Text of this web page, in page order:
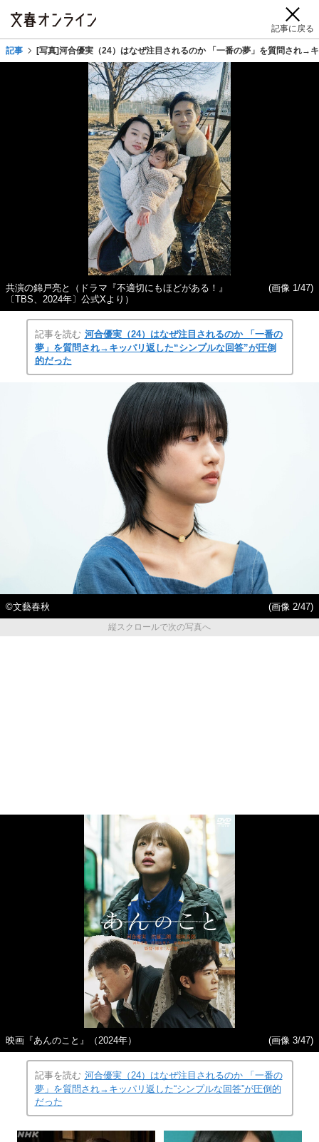
記事に戻る
記事 [写真]河合優実（24）はなぜ注目されるのか 「一番の夢」を質問され→
共演の錦戸亮と（ドラマ『不適切にもほどがある！』
〔TBS、2024年〕公式Xより）
(画像 1/47)
記事を読む 河合優実（24）はなぜ注目されるのか 「一番の
夢」を質問され→キッパリ返した“シンプルな回答”が圧倒
的だった
©文藝春秋
(画像 2/47)
縦スクロールで次の写真へ
映画『あんのこと』（2024年） (画像 3/47)
記事を読む 河合優実（24）はなぜ注目されるのか 「一番の
夢」を質問され→キッパリ返した“シンプルな回答”が圧倒的
だった